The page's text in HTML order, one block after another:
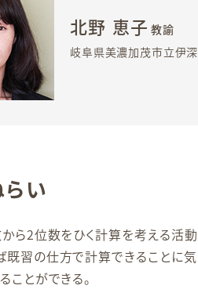
北野 恵子 教諭
岐阜県美濃加茂市立伊
い
ら2位数をひく計算を考える活
習の仕方で計算できることに
ことができる。